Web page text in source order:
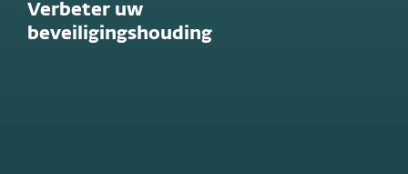
Verbeter uw
beveiligingshouding